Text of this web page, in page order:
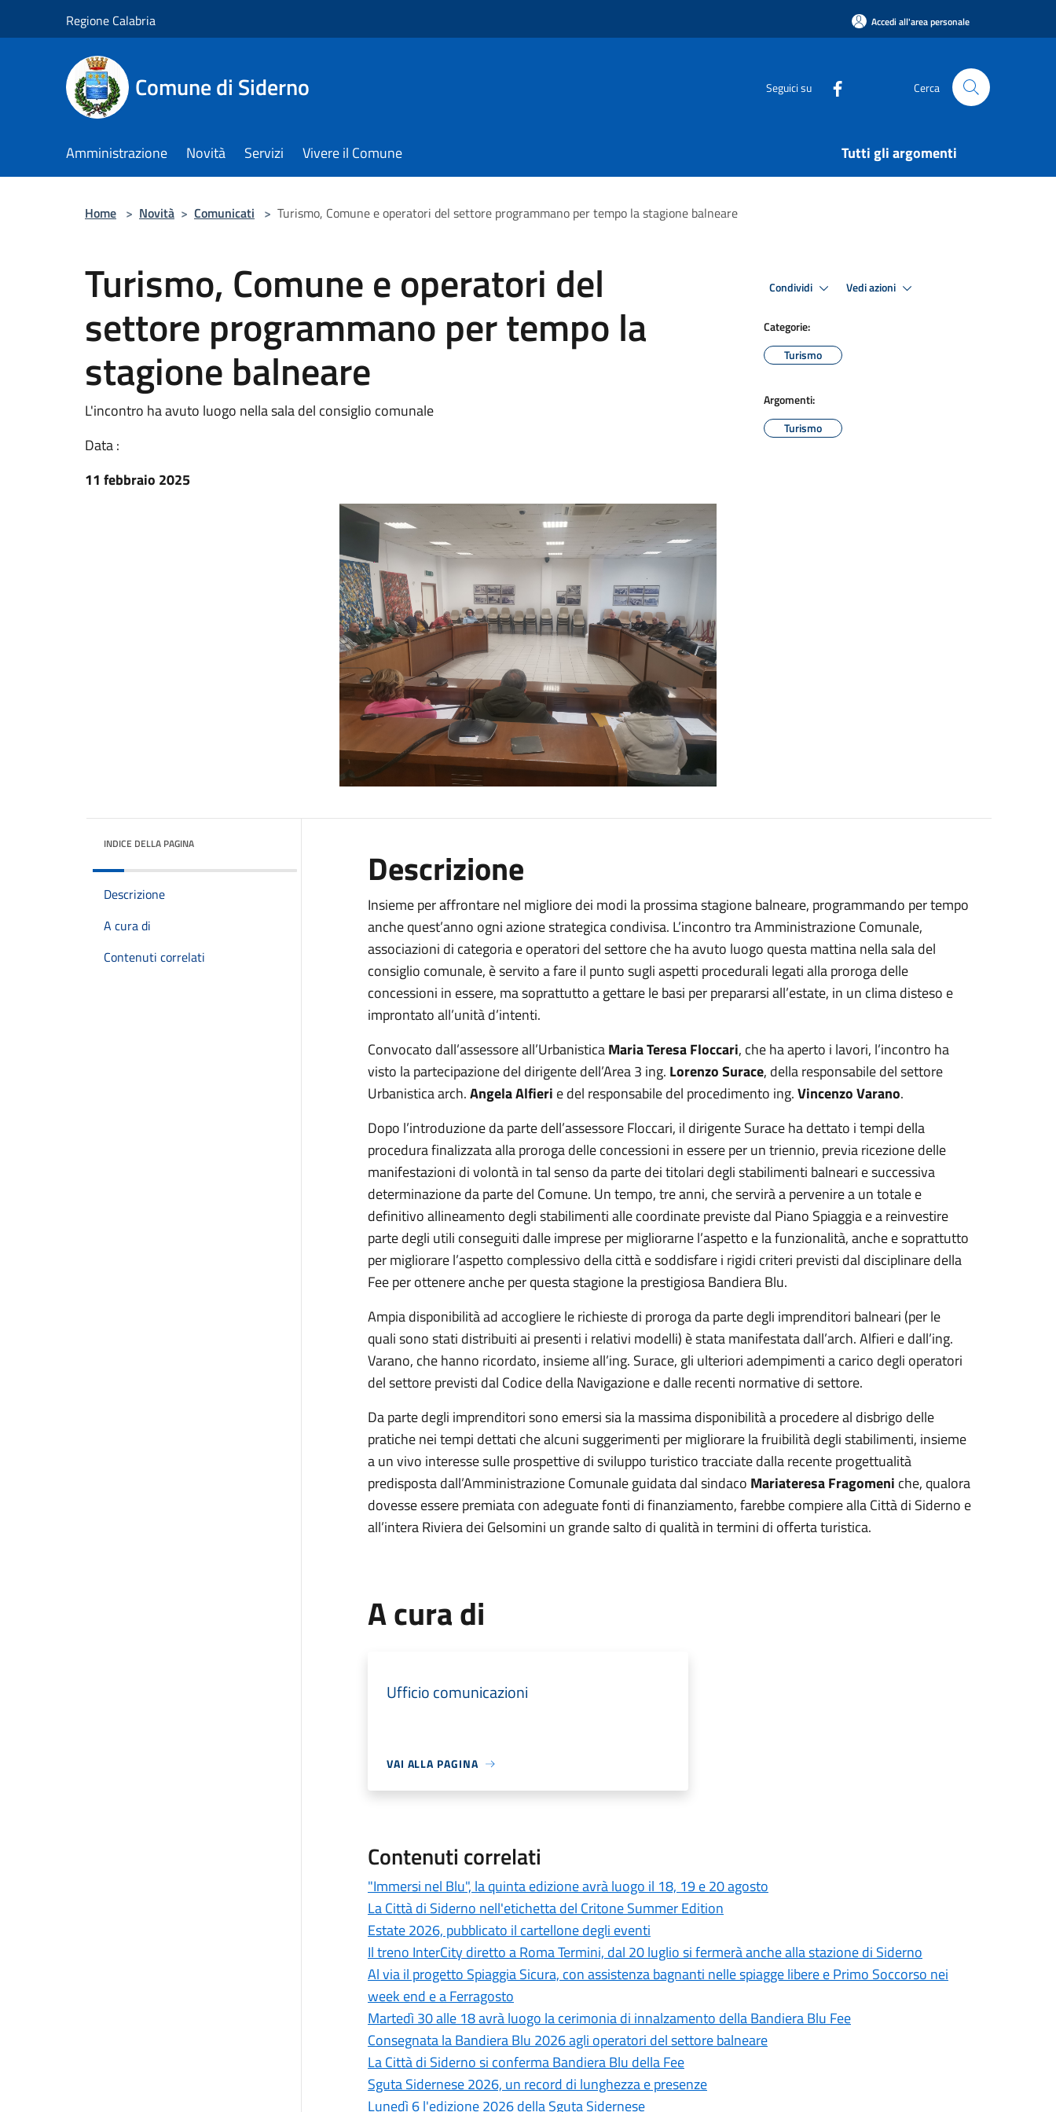
Regione Calabria Accedi all'area personale
Comune di Siderno Seguici su Cerca
Amministrazione Novità Servizi Vivere il Comune Tutti gli argomenti
Home > Novità > Comunicati > Turismo, Comune e operatori del settore programmano per tempo la stagione balneare
Turismo, Comune e operatori del
settore programmano per tempo la
stagione balneare
L'incontro ha avuto luogo nella sala del consiglio comunale
Data :
11 febbraio 2025
Condividi Vedi azioni
Categorie:
Turismo
Argomenti:
Turismo
INDICE DELLA PAGINA
Descrizione
A cura di
Contenuti correlati
Descrizione
Insieme per affrontare nel migliore dei modi la prossima stagione balneare, programmando per tempo
anche quest’anno ogni azione strategica condivisa. L’incontro tra Amministrazione Comunale,
associazioni di categoria e operatori del settore che ha avuto luogo questa mattina nella sala del
consiglio comunale, è servito a fare il punto sugli aspetti procedurali legati alla proroga delle
concessioni in essere, ma soprattutto a gettare le basi per prepararsi all’estate, in un clima disteso e
improntato all’unità d’intenti.
Convocato dall’assessore all’UrbanisticaMaria Teresa Floccari, che ha aperto i lavori, l’incontro ha
visto la partecipazione del dirigente dell’Area 3 ing. Lorenzo Surace, della responsabile del settore
Urbanistica arch.Angela Alfieri e del responsabile del procedimento ing.Vincenzo Varano.
Dopo l’introduzione da parte dell’assessore Floccari, il dirigente Surace ha dettato i tempi della
procedura finalizzata alla proroga delle concessioni in essere per un triennio, previa ricezione delle
manifestazioni di volontà in tal senso da parte dei titolari degli stabilimenti balneari e successiva
determinazione da parte del Comune. Un tempo, tre anni, che servirà a pervenire a un totale e
definitivo allineamento degli stabilimenti alle coordinate previste dal Piano Spiaggia e a reinvestire
parte degli utili conseguiti dalle imprese per migliorarne l’aspetto e la funzionalità, anche e soprattutto
per migliorare l’aspetto complessivo della città e soddisfare i rigidi criteri previsti dal disciplinare della
Fee per ottenere anche per questa stagione la prestigiosa Bandiera Blu.
Ampia disponibilità ad accogliere le richieste di proroga da parte degli imprenditori balneari (per le
quali sono stati distribuiti ai presenti i relativi modelli) è stata manifestata dall’arch. Alfieri e dall’ing.
Varano, che hanno ricordato, insieme all’ing. Surace, gli ulteriori adempimenti a carico degli operatori
del settore previsti dal Codice della Navigazione e dalle recenti normative di settore.
Da parte degli imprenditori sono emersi sia la massima disponibilità a procedere al disbrigo delle
pratiche nei tempi dettati che alcuni suggerimenti per migliorare la fruibilità degli stabilimenti, insieme
a un vivo interesse sulle prospettive di sviluppo turistico tracciate dalla recente progettualità
predisposta dall’Amministrazione Comunale guidata dal sindaco Mariateresa Fragomeni che, qualora
dovesse essere premiata con adeguate fonti di finanziamento, farebbe compiere alla Città di Siderno e
all’intera Riviera dei Gelsomini un grande salto di qualità in termini di offerta turistica.
A cura di
Ufficio comunicazioni
VAI ALLA PAGINA
Contenuti correlati
"Immersi nel Blu", la quinta edizione avrà luogo il 18, 19 e 20 agosto
La Città di Siderno nell'etichetta del Critone Summer Edition
Estate 2026, pubblicato il cartellone degli eventi
Il treno InterCity diretto a Roma Termini, dal 20 luglio si fermerà anche alla stazione di Siderno
Al via il progetto Spiaggia Sicura, con assistenza bagnanti nelle spiagge libere e Primo Soccorso nei
week end e a Ferragosto
Martedì 30 alle 18 avrà luogo la cerimonia di innalzamento della Bandiera Blu Fee
Consegnata la Bandiera Blu 2026 agli operatori del settore balneare
La Città di Siderno si conferma Bandiera Blu della Fee
Sguta Sidernese 2026, un record di lunghezza e presenze
Lunedì 6 l'edizione 2026 della Sguta Sidernese